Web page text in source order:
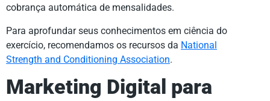
cobrança automática de mensalidades.
Para aprofundar seus conhecimentos em ciência do
exercício, recomendamos os recursos da National
Strength and Conditioning Association.
Marketing Digital para